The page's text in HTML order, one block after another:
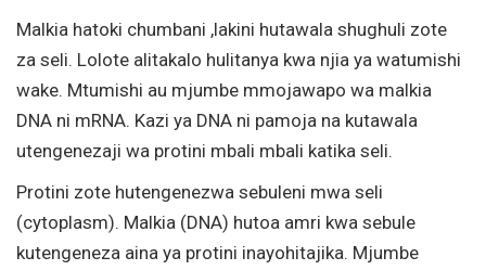
Malkia hatoki chumbani ,lakini hutawala shughuli zote
za seli. Lolote alitakalo hulitanya kwa njia ya watumishi
wake. Mtumishi au mjumbe mmojawapo wa malkia
DNA ni mRNA. Kazi ya DNA ni pamoja na kutawala
utengenezaji wa protini mbali mbali katika seli.
Protini zote hutengenezwa sebuleni mwa seli
(cytoplasm). Malkia (DNA) hutoa amri kwa sebule
kutengeneza aina ya protini inayohitajika. Mjumbe